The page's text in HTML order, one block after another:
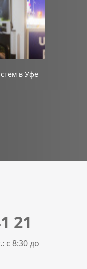
в Уфе
21
с 8:30 до